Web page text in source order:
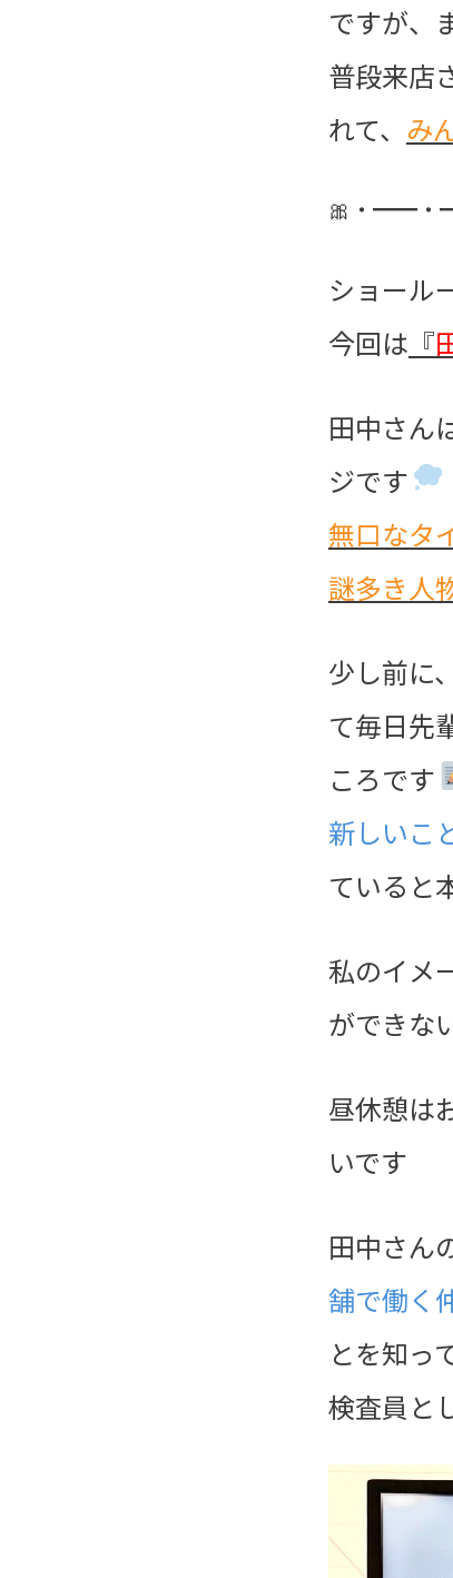
ですが、
普段来店
れて、 み
🎀・━━
ショール
今回は 『
田中さん
ジです
無口なタ
謎多き人
少し前に
て毎日先
ころです
新しいこ
ていると
私のイメ
ができな
昼休憩は
いです
田中さん
舗で働く
とを知っ
検査員と